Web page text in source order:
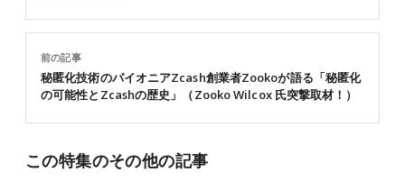
前の記事
秘匿化技術のパイオニアZcash創業者Zookoが語る「秘匿化
の可能性とZcashの歴史」（Zooko Wilcox 氏突撃取材！）
この特集のその他の記事